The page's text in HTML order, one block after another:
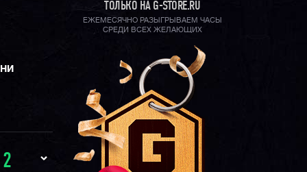
2
ТОЛЬКО НА G-STORE.RU
ЕЖЕМЕСЯЧНО РАЗЫГРЫВАЕМ ЧАСЫ
СРЕДИ ВСЕХ ЖЕЛАЮЩИХ